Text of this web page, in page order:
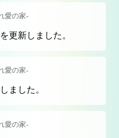
愛の家-
更新しました。
愛の家-
ました。
愛の家-